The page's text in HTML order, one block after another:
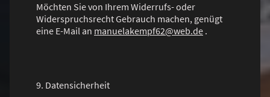
Möchten Sie von Ihrem Widerrufs- oder
Widerspruchsrecht Gebrauch machen, genügt
eine E-Mail an manuelakempf62@web.de .
9. Datensicherheit